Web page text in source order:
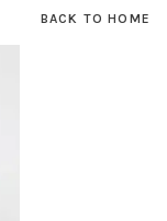
BACK TO HOME